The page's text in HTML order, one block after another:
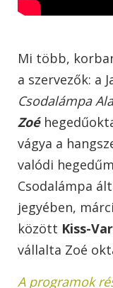
Mi több,
a szervezők: a
Csodalámpa
Zoé
vágya a
valódi
Csodalámpa
jegyében,
között Kiss-
vállalta Zoé
A programok